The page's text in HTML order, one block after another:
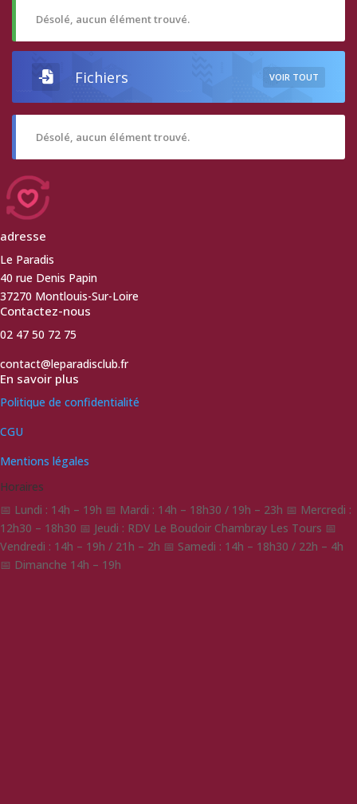
Désolé, aucun élément trouvé.
Fichiers VOIR TOUT
Désolé, aucun élément trouvé.
adresse
Le Paradis
40 rue Denis Papin
37270 Montlouis-Sur-Loire
Contactez-nous
02 47 50 72 75
contact@leparadisclub.fr
En savoir plus
Politique de confidentialité
CGU
Mentions légales
Horaires
📅 Lundi : 14h – 19h 📅 Mardi : 14h – 18h30 / 19h – 23h 📅 Mercredi :
12h30 – 18h30 📅 Jeudi : RDV Le Boudoir Chambray Les Tours 📅
Vendredi : 14h – 19h / 21h – 2h 📅 Samedi : 14h – 18h30 / 22h – 4h
📅 Dimanche 14h – 19h